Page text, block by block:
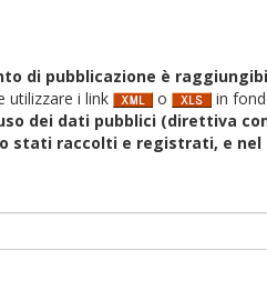
di pubblicazione è
utilizzare i link
o in
dei dati pubblici (direttiva
stati raccolti e registrati, e